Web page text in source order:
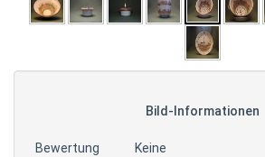
Bild-Informationen
Bewertung Keine